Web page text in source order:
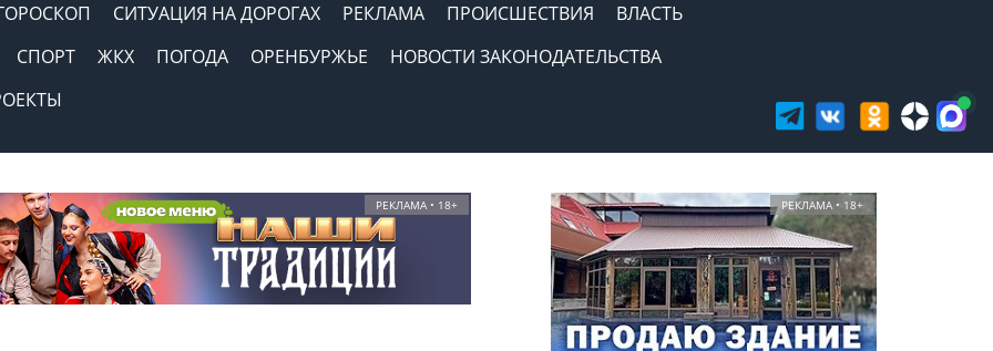
СИТУАЦИЯ НА ДОРОГАХ РЕКЛАМА ПРОИСШЕСТВИЯ
ВЛАСТЬ
СПОРТ
ЖКХ ПОГОДА ОРЕНБУРЖЬЕ
НОВОСТИ ЗАКОНОДАТЕЛЬСТВА
РЕКЛАМА • 18+ РЕКЛАМА • 18+